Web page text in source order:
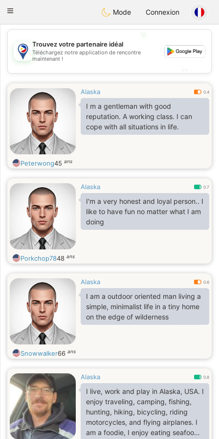
PhilippinesChat
Toggle
Mode Connexion
💖
💕
Trouvez votre partenaire idéal
Téléchargez notre application de rencontre
maintenant !
Alaska 0.4
I m a gentleman with good
reputation. A working class. I can
cope with all situations in life.
Peterwong45 ans
Alaska 0.7
I'm a very honest and loyal person.. I
like to have fun no matter what I am
doing
Porkchop7848 ans
Alaska 0.6
I am a outdoor oriented man living a
simple, minimalist life in a tiny home
on the edge of wilderness
Snowwalker66 ans
Alaska 0.8
I live, work and play in Alaska, USA. I
enjoy traveling, camping, fishing,
hunting, hiking, bicycling, riding
motorcycles, and flying airplanes. I
am a foodie, I enjoy eating seafood